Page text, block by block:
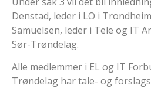
Denstad, leder i LO i
Samuelsen, leder i Tele og IT
Sør-Trøndelag.
Alle medlemmer i EL og IT
Trøndelag har tale- og